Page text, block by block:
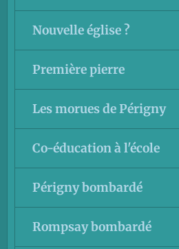
Nouvelle église ?
Première pierre
Les morues de Périgny
Co-éducation à l'école
Périgny bombardé
Rompsay bombardé